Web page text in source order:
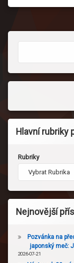
Hlavní rubriky
Rubriky
Nejnovější
Pozvánka na
japonský meč:
2026-07-21